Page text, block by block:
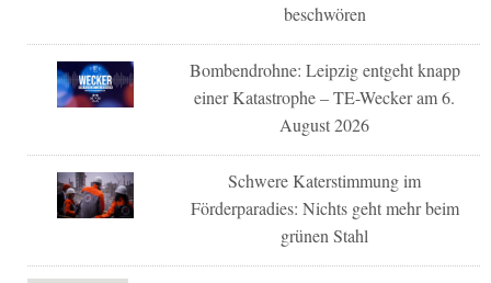
beschwören
Bombendrohne: Leipzig entgeht knapp
einer Katastrophe – TE-Wecker am 6.
August 2026
Schwere Katerstimmung im
Förderparadies: Nichts geht mehr beim
grünen Stahl